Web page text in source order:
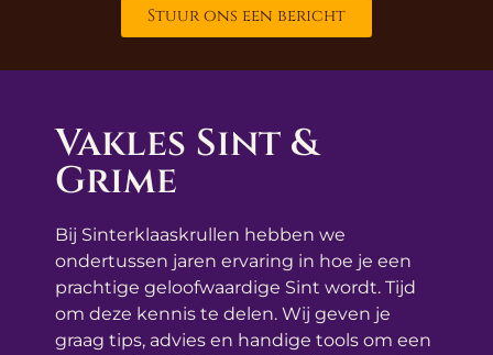
Stuur ons een bericht
Vakles Sint &
Grime
Bij Sinterklaaskrullen hebben we
ondertussen jaren ervaring in hoe je een
prachtige geloofwaardige Sint wordt. Tijd
om deze kennis te delen. Wij geven je
graag tips, advies en handige tools om een